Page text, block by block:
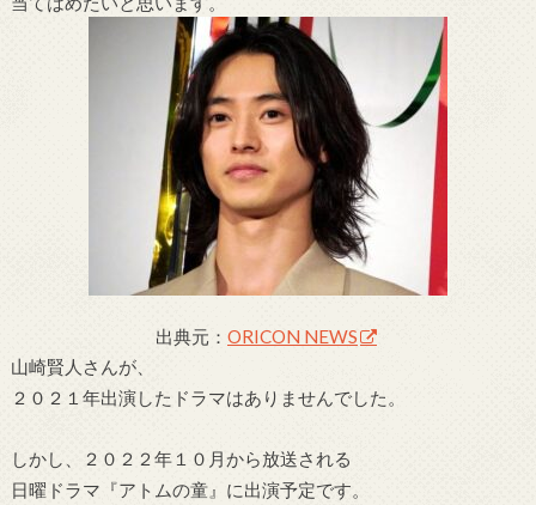
出典元： ORICON NEWS
山崎賢人さんが、
２０２１年出演したドラマはありませんでした。
しかし、２０２２年１０月から放送される
日曜ドラマ『アトムの童』に出演予定です。